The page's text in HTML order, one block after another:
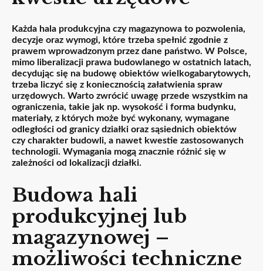
Każda hala produkcyjna czy magazynowa to pozwolenia,
decyzje oraz wymogi, które trzeba spełnić zgodnie z
prawem wprowadzonym przez dane państwo. W Polsce,
mimo liberalizacji prawa budowlanego w ostatnich latach,
decydując się na budowę obiektów wielkogabarytowych,
trzeba liczyć się z koniecznością załatwienia spraw
urzędowych. Warto zwrócić uwagę przede wszystkim na
ograniczenia, takie jak np. wysokość i forma budynku,
materiały, z których może być wykonany, wymagane
odległości od granicy działki oraz sąsiednich obiektów
czy charakter budowli, a nawet kwestie zastosowanych
technologii. Wymagania mogą znacznie różnić się w
zależności od lokalizacji działki.
Budowa hali
produkcyjnej lub
magazynowej –
możliwości techniczne